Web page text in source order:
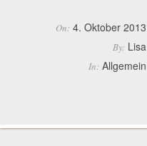
On: 4. Oktober 2013
By: Lisa
In: Allgemein